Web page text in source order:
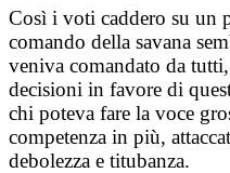
Così i voti caddero su un
comando della savana
veniva comandato da
decisioni in favore di
chi poteva fare la voce
competenza in più,
debolezza e titubanza.